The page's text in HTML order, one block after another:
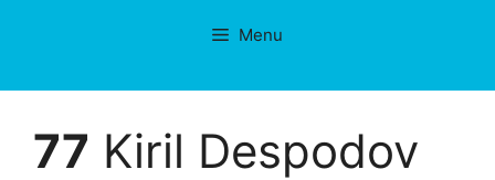
Menu
77 Kiril Despodov